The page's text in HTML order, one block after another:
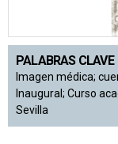
PALABRAS CLAVE
Imagen médica;
Inaugural; Curso
Sevilla